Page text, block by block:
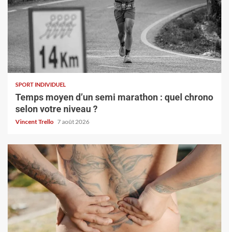
SPORT INDIVIDUEL
Temps moyen d’un semi marathon : quel chrono
selon votre niveau ?
Vincent Trello 7 août 2026